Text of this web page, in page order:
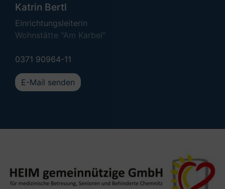
Katrin Bertl
Einrichtungsleiterin
Wohnstätte "Am Karbel"
0371 90964-11
E-Mail senden